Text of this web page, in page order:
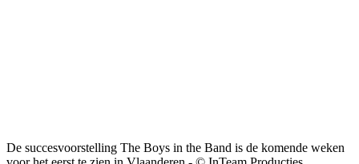
De succesvoorstelling The Boys in the Band is de komende weken